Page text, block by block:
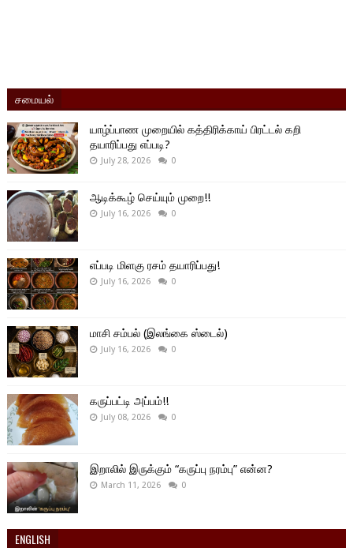
சமையல்
யாழ்ப்பாண முறையில் கத்திரிக்காய் பிரட்டல் கறி
தயாரிப்பது எப்படி?
July 28, 2026 0
ஆடிக்கூழ் செய்யும் முறை!!
July 16, 2026 0
எப்படி மிளகு ரசம் தயாரிப்பது!
July 16, 2026 0
மாசி சம்பல் (இலங்கை ஸ்டைல்)
July 16, 2026 0
கருப்பட்டி அப்பம்!!
July 08, 2026 0
இறாலில் இருக்கும் “கருப்பு நரம்பு” என்ன?
March 11, 2026 0
ENGLISH